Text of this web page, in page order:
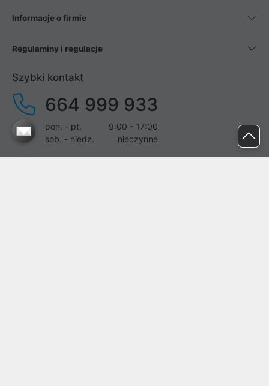
Informacje o firmie
Regulaminy i regulacje
Szybki kontakt
664 999 933
pon. - pt.
9:00 - 17:00
sob. - niedz.
nieczynne